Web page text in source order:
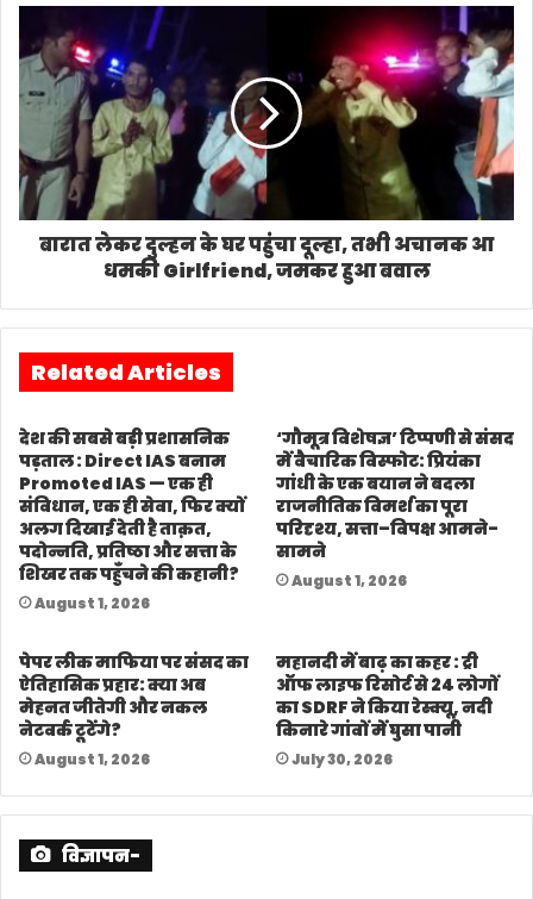
बारात लेकर दुल्हन के घर पहुंचा दूल्हा, तभी अचानक आ
धमकी Girlfriend, जमकर हुआ बवाल
Related Articles
देश की सबसे बड़ी प्रशासनिक
पड़ताल : Direct IAS बनाम
Promoted IAS — एक ही
संविधान, एक ही सेवा, फिर क्यों
अलग दिखाई देती है ताक़त,
पदोन्नति, प्रतिष्ठा और सत्ता के
शिखर तक पहुँचने की कहानी?
August 1, 2026
‘गौमूत्र विशेषज्ञ’ टिप्पणी से संसद
में वैचारिक विस्फोट: प्रियंका
गांधी के एक बयान ने बदला
राजनीतिक विमर्श का पूरा
परिदृश्य, सत्ता–विपक्ष आमने-
सामने
August 1, 2026
पेपर लीक माफिया पर संसद का
ऐतिहासिक प्रहार: क्या अब
मेहनत जीतेगी और नकल
नेटवर्क टूटेंगे?
August 1, 2026
महानदी में बाढ़ का कहर : ट्री
ऑफ लाइफ रिसोर्ट से 24 लोगों
का SDRF ने किया रेस्क्यू, नदी
किनारे गांवों में घुसा पानी
July 30, 2026
विज्ञापन-